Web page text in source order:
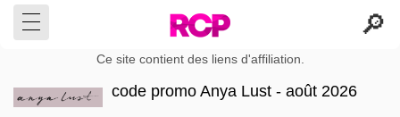
Ce site contient des liens d'affiliation.
code promo Anya Lust - août 2026